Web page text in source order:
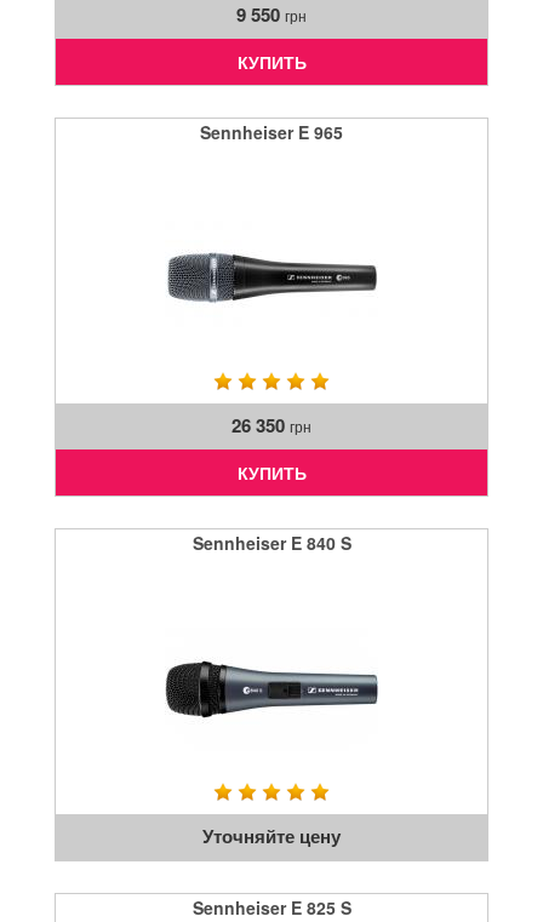
9 550 грн
КУПИТЬ
Sennheiser E 965
26 350 грн
КУПИТЬ
Sennheiser E 840 S
Уточняйте цену
Sennheiser E 825 S